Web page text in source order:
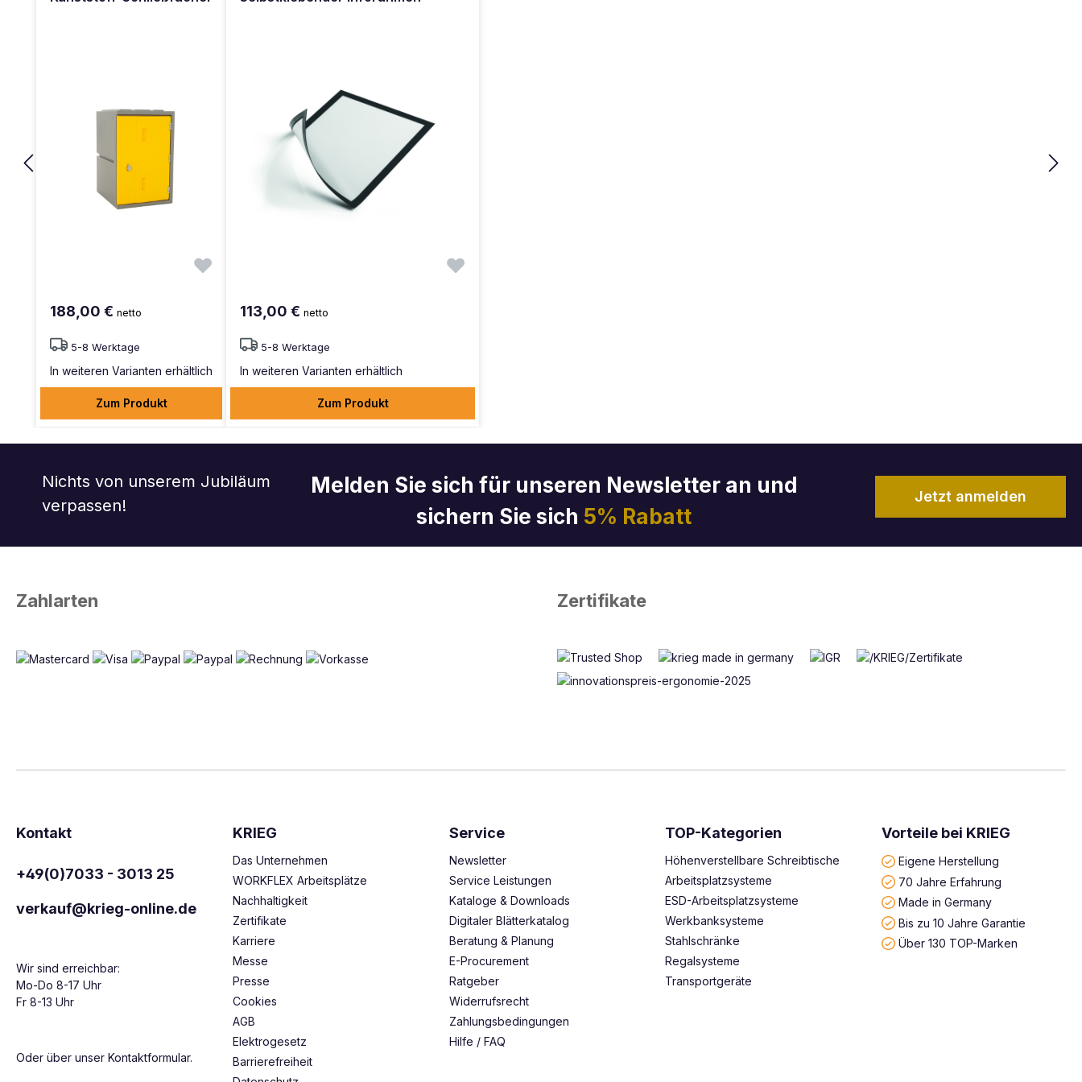
188,00 € netto
5-8 Werktage
In weiteren Varianten erhältlich
Zum Produkt
113,00 € netto
5-8 Werktage
In weiteren Varianten erhältlich
Zum Produkt
Nichts von unserem Jubiläum
verpassen!
Melden Sie sich für unseren Newsletter an und
sichern Sie sich 5% Rabatt
Jetzt anmelden
Zahlarten Zertifikate
Kontakt
+49(0)7033 - 3013 25
verkauf@krieg-online.de
Wir sind erreichbar:
Mo-Do 8-17 Uhr
Fr 8-13 Uhr
Oder über unser Kontaktformular.
KRIEG
Das Unternehmen
WORKFLEX Arbeitsplätze
Nachhaltigkeit
Zertifikate
Karriere
Messe
Presse
Cookies
AGB
Elektrogesetz
Barrierefreiheit
Service
Newsletter
Service Leistungen
Kataloge & Downloads
Digitaler Blätterkatalog
Beratung & Planung
E-Procurement
Ratgeber
Widerrufsrecht
Zahlungsbedingungen
Hilfe / FAQ
TOP-Kategorien
Höhenverstellbare Schreibtische
Arbeitsplatzsysteme
ESD-Arbeitsplatzsysteme
Werkbanksysteme
Stahlschränke
Regalsysteme
Transportgeräte
Vorteile bei KRIEG
Eigene Herstellung
70 Jahre Erfahrung
Made in Germany
Bis zu 10 Jahre Garantie
Über 130 TOP-Marken